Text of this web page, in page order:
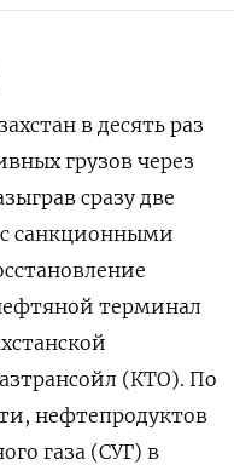
в десять раз
грузов через
сразу две
с санкционными
терминал
(КТО). По
нефтепродуктов
газа (СУГ) в